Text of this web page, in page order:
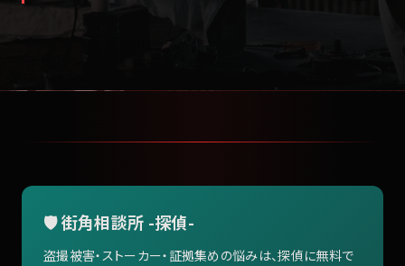
🛡️ 街角相談所 -探偵-
盗撮被害・ストーカー・証拠集めの悩みは、探偵に無料で